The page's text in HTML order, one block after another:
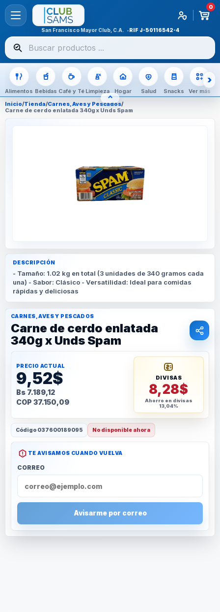
0
San Francisco Mayor Club, C.A. RIF J-50116542-4
Buscar
productos
Alimentos Bebidas Café y Té Limpieza Hogar Salud Snacks Ver más
⌃OCULTAR CATEGORÍAS
Inicio/Tienda/Carnes, Aves y Pescados/
Carne de cerdo enlatada 340g x Unds Spam
DESCRIPCIÓN
- Tamaño: 1.02 kg en total (3 unidades de 340 gramos cada
una) - Sabor: Clásico - Versatilidad: Ideal para comidas
rápidas y deliciosas
CARNES, AVES Y PESCADOS
Carne de cerdo enlatada
340g x Unds Spam
PRECIO ACTUAL
9,52$
Bs 7.189,12
COP 37.150,09
DIVISAS
8,28$
Ahorro en divisas
13,04%
Código 037600189095 No disponible ahora
TE AVISAMOS CUANDO VUELVA
CORREO
Avisarme por correo